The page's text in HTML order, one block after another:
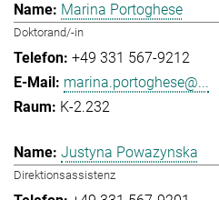
Marina Portoghese
Doktorand/-in
+49 331 567-9212
marina.portoghese@...
K-2.232
Justyna Powazynska
Direktionsassistenz